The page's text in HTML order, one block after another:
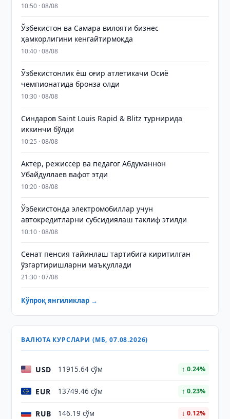
10:50 · 08/08
Ўзбекистон ва Самара вилояти бизнес
ҳамкорлигини кенгайтирмоқда
10:40 · 08/08
Ўзбекистонлик ёш оғир атлетикачи Осиё
чемпионатида бронза олди
10:30 · 08/08
Синдаров Saint Louis Rapid & Blitz турнирида
иккинчи бўлди
10:25 · 08/08
Актёр, режиссёр ва педагог Абдуманнон
Убайдуллаев вафот этди
10:20 · 08/08
Ўзбекистонда электромобиллар учун
автокредитларни субсидиялаш таклиф этилди
10:10 · 08/08
Сенат пенсия тайинлаш тартибига киритилган
ўзгартиришларни маъқуллади
21:30 · 07/08
Кўпроқ янгиликлар →
ВАЛЮТА КУРСЛАРИ (МБ, 07.08.2026)
USD 11915.64 сўм ↑ 0.24%
EUR 13749.46 сўм ↑ 0.23%
RUB 146.19 сўм ↓ 0.12%